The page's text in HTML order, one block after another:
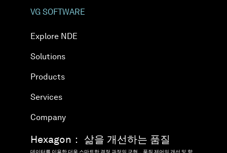
VG SOFTWARE
Explore NDE
Solutions
Products
Services
Company
Hexagon： 삶을 개선하는 품질
데이터를 이용한 더욱 스마트한 결정 과정의 구현，품질 제어의 개선 및 향